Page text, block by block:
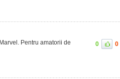
Pentru amatorii de
0 0